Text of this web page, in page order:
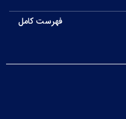
فهرست کامل